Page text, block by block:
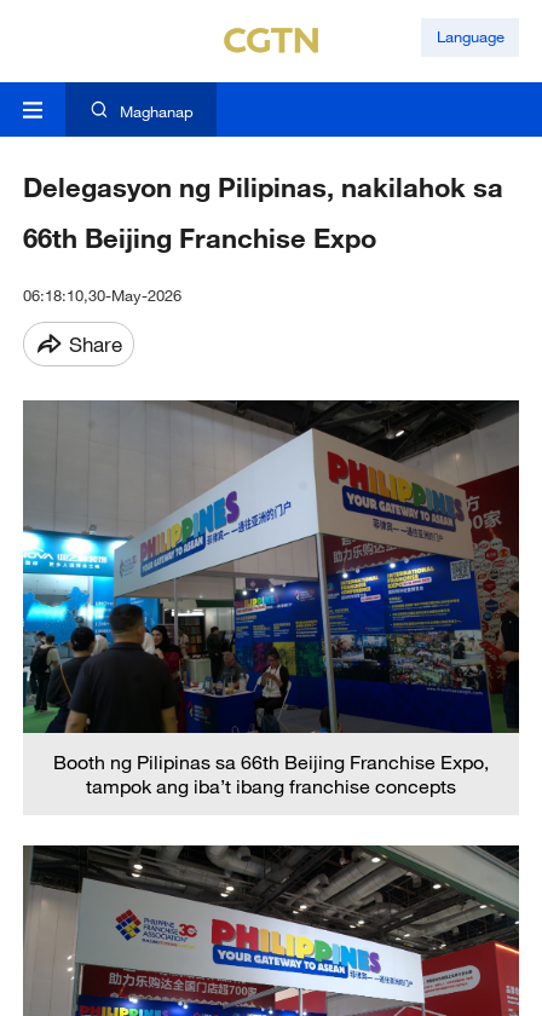
Language
Maghanap
Delegasyon ng Pilipinas, nakilahok sa
66th Beijing Franchise Expo
06:18:10,30-May-2026
Share
Booth ng Pilipinas sa 66th Beijing Franchise Expo,
tampok ang iba’t ibang franchise concepts